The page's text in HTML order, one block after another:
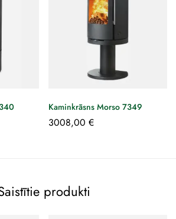
Kaminkrāsns Morso 7349
3008,00 €
produkti